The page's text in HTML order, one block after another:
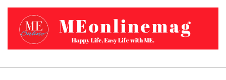
Skip
content
Primary